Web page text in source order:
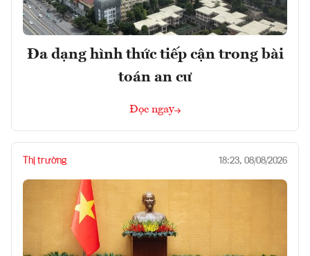
Đa dạng hình thức tiếp cận trong bài
toán an cư
Đọc ngay
Thị trường 18:23, 08/08/2026